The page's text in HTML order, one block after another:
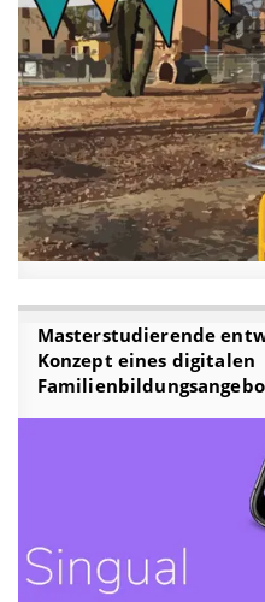
Masterstudierende
Konzept eines digitalen